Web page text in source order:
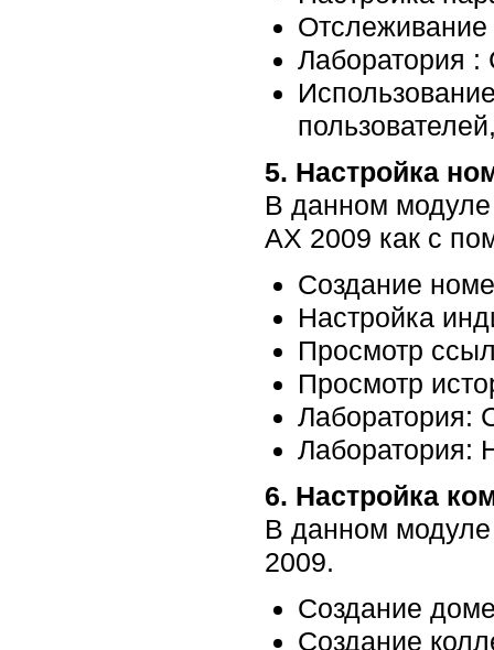
Отслеживание
Лаборатория :
5. Настройка
В данном
AX 2009 как с
Создание
Настройка
Просмотр
Просмотр
Лаборатория:
Лаборатория:
6. Настройка
В данном
2009.
Создание
Создание